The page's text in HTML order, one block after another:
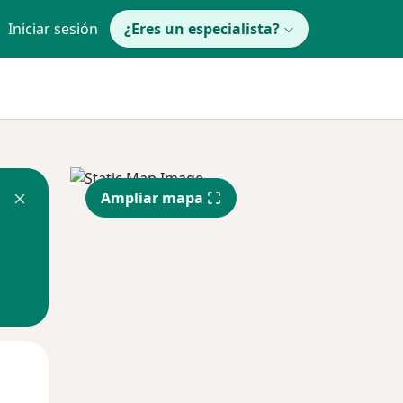
Iniciar sesión ¿Eres un especialista?
Ampliar mapa